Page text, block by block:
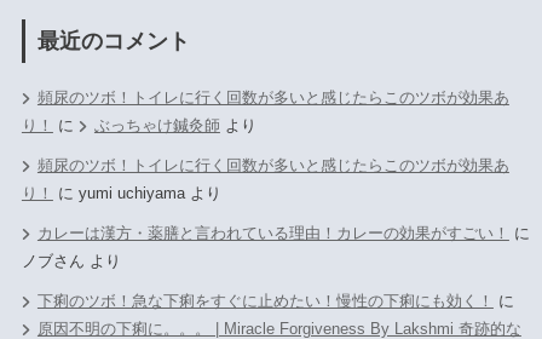
最近のコメント
頻尿のツボ！トイレに行く回数が多いと感じたらこのツボが効果あ
り！
に ぶっちゃけ鍼灸師 より
頻尿のツボ！トイレに行く回数が多いと感じたらこのツボが効果あ
り！
に yumi uchiyamaより
カレーは漢方・薬膳と言われている理由！カレーの効果がすごい！
に
ノブさん より
下痢のツボ！急な下痢をすぐに止めたい！慢性の下痢にも効く！
に
原因不明の下痢に。。。 | Miracle Forgiveness By Lakshmi 奇跡的な